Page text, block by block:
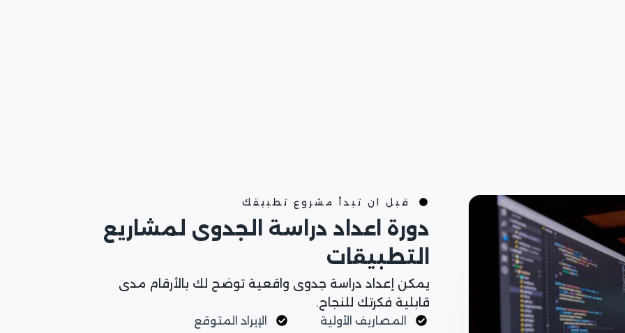
قبل ان تبدأ مشروع تطبيقك
دورة اعداد دراسة الجدوى لمشاريع
التطبيقات
يمكن إعداد دراسة جدوى واقعية توضح لك بالأرقام مدى
قابلية فكرتك للنجاح.
المصاريف الأولية
الإيراد المتوقع